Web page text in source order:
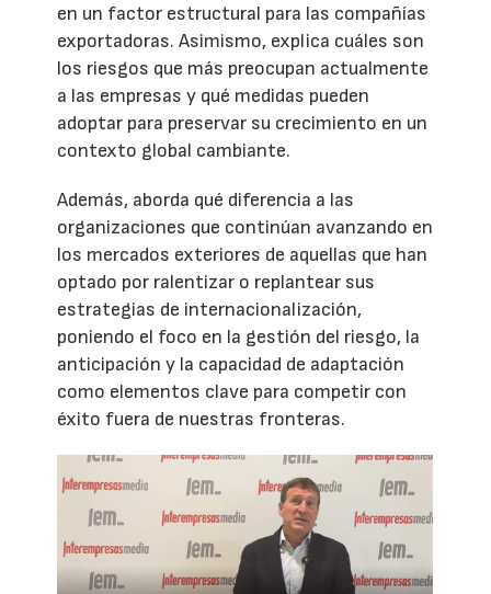
en un factor estructural para las compañías
exportadoras. Asimismo, explica cuáles son
los riesgos que más preocupan actualmente
a las empresas y qué medidas pueden
adoptar para preservar su crecimiento en un
contexto global cambiante.
Además, aborda qué diferencia a las
organizaciones que continúan avanzando en
los mercados exteriores de aquellas que han
optado por ralentizar o replantear sus
estrategias de internacionalización,
poniendo el foco en la gestión del riesgo, la
anticipación y la capacidad de adaptación
como elementos clave para competir con
éxito fuera de nuestras fronteras.